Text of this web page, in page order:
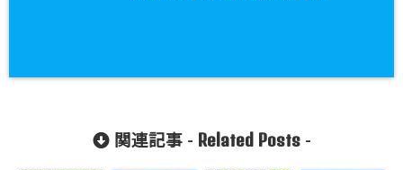
関連記事 - Related Posts-